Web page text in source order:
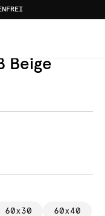
Weiß Beige
Beige
60x30 60x40